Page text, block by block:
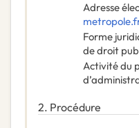
Adresse
Forme
de droit
Activité du
2. Procédure